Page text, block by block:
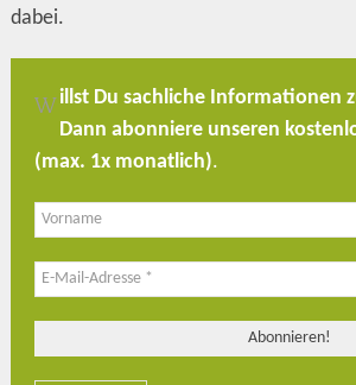
dabei.
Willst Du sachliche Informationen
Dann abonniere unseren
(max. 1x monatlich).